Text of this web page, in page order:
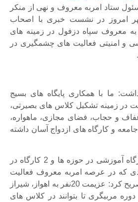
ستاد امربه معروف و نهی از منکر
امروز در نشست خبری با اصحاب
معروف سپاه دزفول در زمینه های
و امنیتی فعالیت های چشمگیری در
ما با همکاری پایگاه های بسیج
ایم 1450 نشست در زمینه تشکیل کلاس های بصیرتی،
و حجاب، فضای مجازی، ماهواره،
و کارگاه های ازدواج آسان داشته
وی با بیان اینکه 20 کارگاه آموزشی در حوزه ها و 2 کارگاه در
که در عرصه امربه معروف فعالیت
می کنند برگزارشده، تصریح کرد: عزیمت 20نفر به اهواز، شیراز
مربیگری تا بتوانند در کلاس های